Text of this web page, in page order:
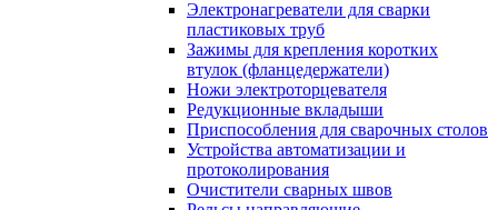
Электронагреватели для сварки
пластиковых труб
Зажимы для крепления коротких
втулок (фланцедержатели)
Ножи электроторцевателя
Редукционные вкладыши
Приспособления для сварочных столов
Устройства автоматизации и
протоколирования
Очистители сварных швов